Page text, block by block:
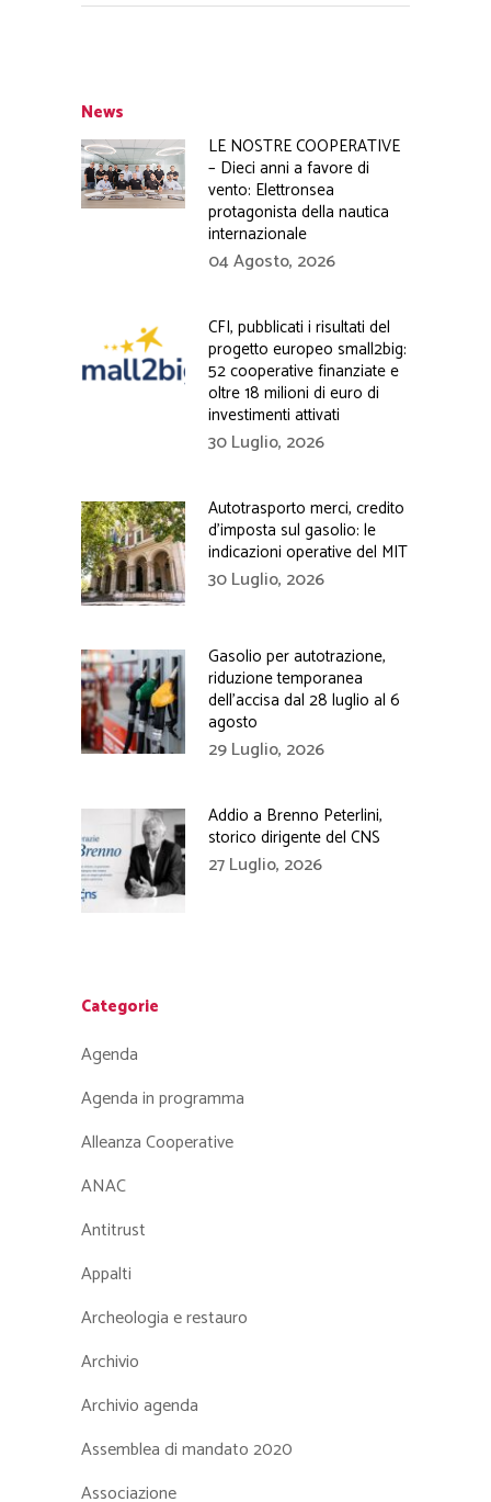
News
LE NOSTRE COOPERATIVE
– Dieci anni a favore di
vento: Elettronsea
protagonista della nautica
internazionale
04 Agosto, 2026
CFI, pubblicati i risultati del
progetto europeo small2big:
52 cooperative finanziate e
oltre 18 milioni di euro di
investimenti attivati
30 Luglio, 2026
Autotrasporto merci, credito
d’imposta sul gasolio: le
indicazioni operative del MIT
30 Luglio, 2026
Gasolio per autotrazione,
riduzione temporanea
dell’accisa dal 28 luglio al 6
agosto
29 Luglio, 2026
Addio a Brenno Peterlini,
storico dirigente del CNS
27 Luglio, 2026
Categorie
Agenda
Agenda in programma
Alleanza Cooperative
ANAC
Antitrust
Appalti
Archeologia e restauro
Archivio
Archivio agenda
Assemblea di mandato 2020
Associazione